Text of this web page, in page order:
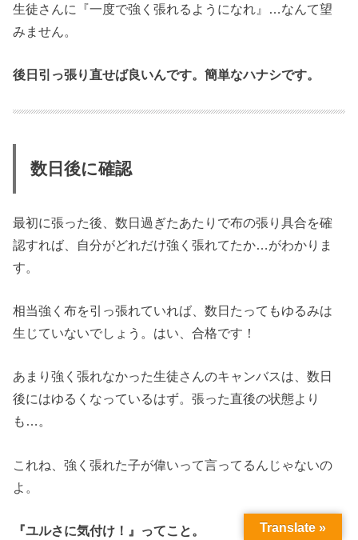
生徒さんに『一度で強く張れるようになれ』…なんて望
みません。
後日引っ張り直せば良いんです。簡単なハナシです。
数日後に確認
最初に張った後、数日過ぎたあたりで布の張り具合を確
認すれば、自分がどれだけ強く張れてたか…がわかりま
す。
相当強く布を引っ張れていれば、数日たってもゆるみは
生じていないでしょう。はい、合格です！
あまり強く張れなかった生徒さんのキャンバスは、数日
後にはゆるくなっているはず。張った直後の状態より
も…。
これね、強く張れた子が偉いって言ってるんじゃないの
よ。
『ユルさに気付け！』ってこと。 Translate »